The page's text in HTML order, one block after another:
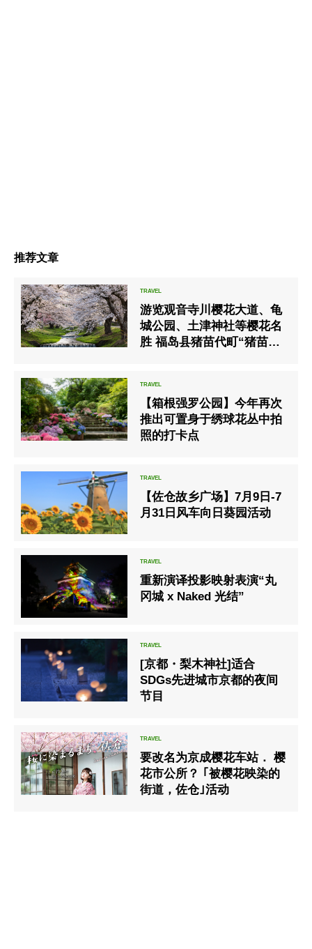
推荐文章
游览观音寺川樱花大道、龟
城公园、土津神社等樱花名
胜 福岛县猪苗代町“猪苗代
【箱根强罗公园】今年再次
推出可置身于绣球花丛中拍
照的打卡点
【佐仓故乡广场】7月9日-7
月31日风车向日葵园活动
重新演译投影映射表演“丸
冈城 x Naked 光结”
[京都・梨木神社]适合
SDGs先进城市京都的夜间
节目
要改名为京成樱花车站． 樱
花市公所？ ｢被樱花映染的
街道，佐仓｣活动